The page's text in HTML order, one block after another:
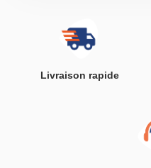
Livraison rapide